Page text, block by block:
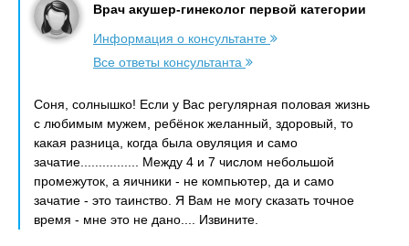
Врач акушер-гинеколог первой категории
Информация о консультанте
Все ответы консультанта
Соня, солнышко! Если у Вас регулярная половая жизнь
с любимым мужем, ребёнок желанный, здоровый, то
какая разница, когда была овуляция и само
зачатие................ Между 4 и 7 числом небольшой
промежуток, а яичники - не компьютер, да и само
зачатие - это таинство. Я Вам не могу сказать точное
время - мне это не дано.... Извините.